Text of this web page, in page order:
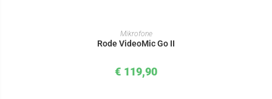
IN DEN WARENKORB
Mikrofone
Rode VideoMic Go II
€ 119,90